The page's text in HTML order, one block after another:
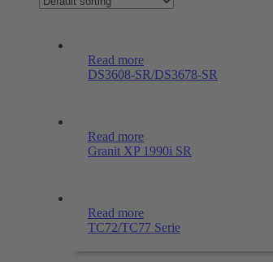
Read more
DS3608-SR/DS3678-SR
Read more
Granit XP 1990i SR
Read more
TC72/TC77 Serie